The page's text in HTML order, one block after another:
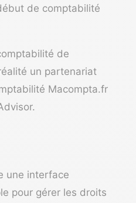
de comptabilité
de
un partenariat
Macompta.fr
une interface
pour gérer les droits